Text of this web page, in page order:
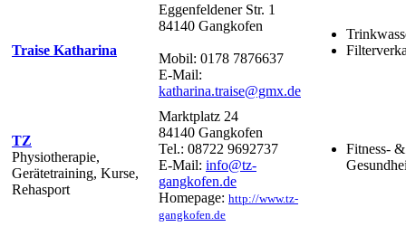
Traise Katharina
Eggenfeldener Str. 1
84140 Gangkofen
Mobil: 0178 7876637
E-Mail:
katharina.traise@gmx.de
TZ
Physiotherapie,
Gerätetraining, Kurse,
Rehasport
Marktplatz 24
84140 Gangkofen
Tel.: 08722 9692737
E-Mail: info@tz-
gangkofen.de
Homepage: http://www.tz-
gangkofen.de
Fitness- &